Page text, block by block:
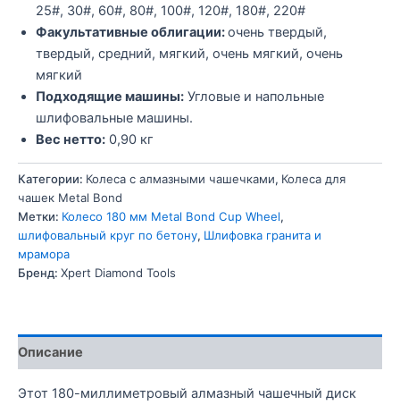
25#, 30#, 60#, 80#, 100#, 120#, 180#, 220#
Факультативные облигации:очень твердый,
твердый, средний, мягкий, очень мягкий, очень
мягкий
Подходящие машины: Угловые и напольные
шлифовальные машины.
Вес нетто: 0,90 кг
Категории: Колеса с алмазными чашечками, Колеса для
чашек Metal Bond
Метки: Колесо 180 мм Metal Bond Cup Wheel,
шлифовальный круг по бетону, Шлифовка гранита и
мрамора
Бренд: Xpert Diamond Tools
Описание
Этот 180-миллиметровый алмазный чашечный диск